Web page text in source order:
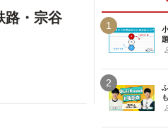
路・宗谷
1
2